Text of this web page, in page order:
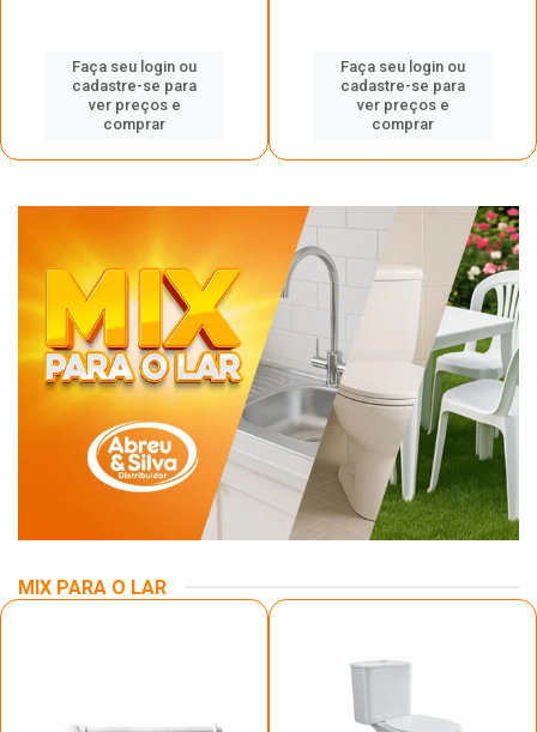
Faça seu login ou
cadastre-se para
ver preços e
comprar
Faça seu login ou
cadastre-se para
ver preços e
comprar
MIX PARA O LAR